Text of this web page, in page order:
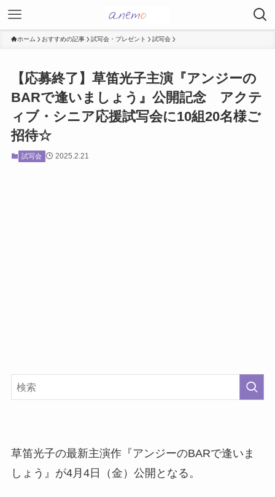
ホーム おすすめの記事 試写会・プレゼント 試写会
【応募終了】草笛光子主演『アンジーの
BARで逢いましょう』公開記念 アクテ
ィブ・シニア応援試写会に10組20名様ご
招待☆
試写会 2025.2.21
草笛光子の最新主演作『アンジーのBARで逢いま
しょう』が4月4日（金）公開となる。